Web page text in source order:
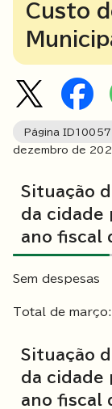
Custo
Página ID
dezembro de
Situação
da cidade
ano fiscal
Sem despesas
Total de
Situação
da cidade
ano fiscal